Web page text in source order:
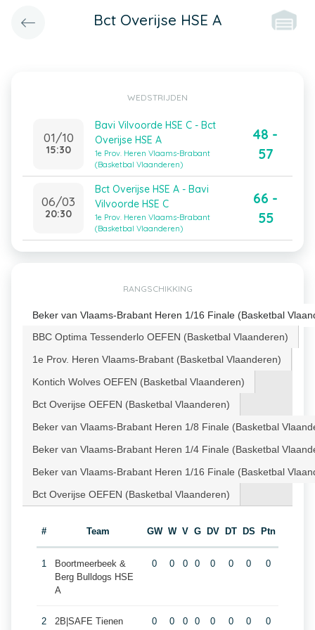
Bct Overijse HSE A
WEDSTRIJDEN
01/10
15:30
Bavi Vilvoorde HSE C - Bct
Overijse HSE A
1e Prov. Heren Vlaams-Brabant
(Basketbal Vlaanderen)
48 -
57
06/03
20:30
Bct Overijse HSE A - Bavi
Vilvoorde HSE C
1e Prov. Heren Vlaams-Brabant
(Basketbal Vlaanderen)
66 -
55
RANGSCHIKKING
Beker van Vlaams-Brabant Heren 1/16 Finale (Basketbal
BBC Optima Tessenderlo OEFEN (Basketbal Vlaanderen)
1e Prov. Heren Vlaams-Brabant (Basketbal Vlaanderen)
Kontich Wolves OEFEN (Basketbal Vlaanderen)
Bct Overijse OEFEN (Basketbal Vlaanderen)
Beker van Vlaams-Brabant Heren 1/8 Finale (Basketbal
Beker van Vlaams-Brabant Heren 1/4 Finale (Basketbal
Beker van Vlaams-Brabant Heren 1/16 Finale (Basketbal
Bct Overijse OEFEN (Basketbal Vlaanderen)
# Team GW W V G DV DT DS Ptn
1
Boortmeerbeek &
Berg Bulldogs HSE
A
0 0 0 0 0 0 0 0
2
2B|SAFE Tienen
0 0 0 0 0 0 0 0